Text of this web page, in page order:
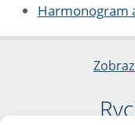
Harmonogram